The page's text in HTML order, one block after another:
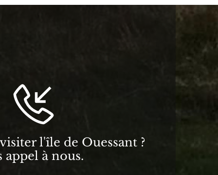
l'île de Ouessant ?
appel à nous.